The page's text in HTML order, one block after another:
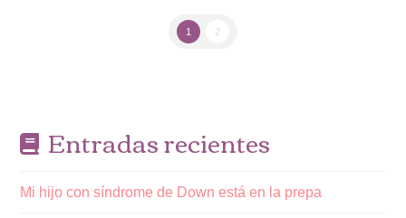
1 2
Entradas recientes
Mi hijo con síndrome de Down está en la prepa